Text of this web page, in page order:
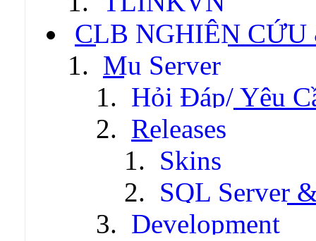
CLB NGHIÊN
Mu Server
Hỏi Đáp/ Yêu
Releases
Skins
SQL Server
Development